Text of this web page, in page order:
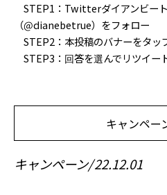
STEP1：Twitterダイアンビー
（@dianebetrue）をフォロー
STEP2：本投稿のバナーをタッ
STEP3：回答を選んでリツイー
キャンペー
キャンペーン 22.12.01